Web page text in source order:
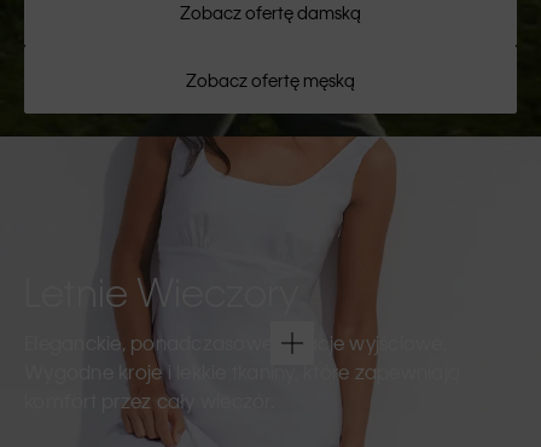
Zobacz ofertę damską
Zobacz ofertę męską
Letnie Wieczory
Eleganckie, ponadczasowe kreacje wyjściowe.
Wygodne kroje i lekkie tkaniny, które zapewniają
komfort przez cały wieczór.